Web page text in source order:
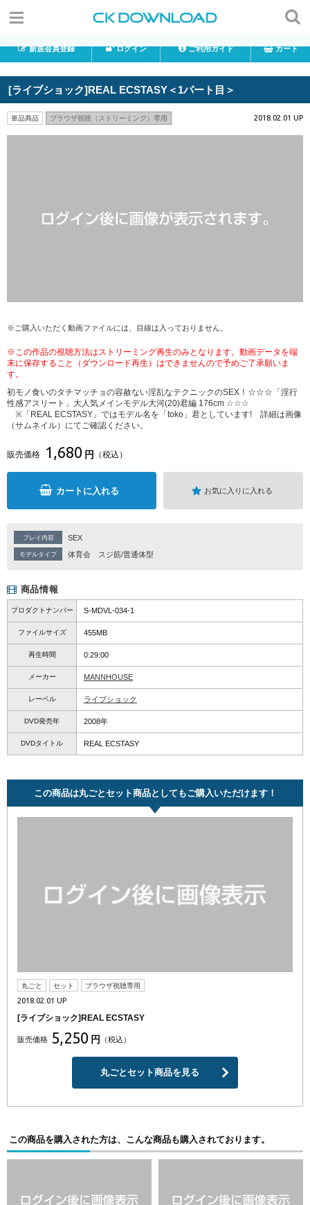
新規会員登録 ログイン ご利用ガイド カート
[ライブショック]REAL ECSTASY＜1パート目＞
単品商品 ブラウザ視聴（ストリーミング）専用 2018.02.01 UP
※ご購入いただく動画ファイルには、目線は入っておりません。
※この作品の視聴方法はストリーミング再生のみとなります。動画データを端
末に保存すること（ダウンロード再生）はできませんので予めご了承願いま
す。
初モノ食いのタチマッチョの容赦ない淫乱なテクニックのSEX！☆☆☆「淫行
性感アスリート」大人気メインモデル大河(20)君編 176cm ☆☆☆
※「REAL ECSTASY」ではモデル名を「toko」君としています! 詳細は画像
（サムネイル）にてご確認ください。
販売価格 1,680 円 （税込）
カートに入れる お気に入りに入れる
プレイ内容 SEX
モデルタイプ 体育会 スジ筋/普通体型
商品情報
プロダクトナンバー S-MDVL-034-1
ファイルサイズ 455MB
再生時間 0:29:00
メーカー MANNHOUSE
レーベル ライブショック
DVD発売年 2008年
DVDタイトル REAL ECSTASY
この商品は丸ごとセット商品としてもご購入いただけます！
丸ごと セット ブラウザ視聴専用
2018.02.01 UP
[ライブショック]REAL ECSTASY
販売価格 5,250 円 （税込）
丸ごとセット商品を見る
この商品を購入された方は、こんな商品も購入されております。